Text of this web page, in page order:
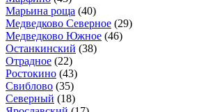
Марьина роща (40)
Медведково Северное (29)
Медведково Южное (46)
Останкинский (38)
Отрадное (22)
Ростокино (43)
Свиблово (35)
Северный (18)